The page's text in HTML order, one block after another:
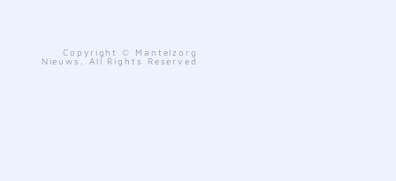
Copyright © Mantelzorg
Nieuws. All Rights Reserved